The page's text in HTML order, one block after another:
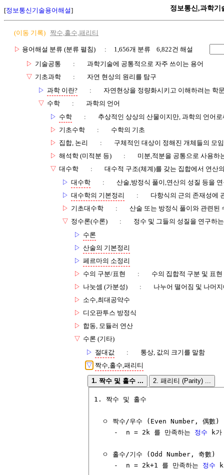
[정보통신기술용어해설] 정보통신,과학기
(이동 기록) 짝수,홀수,패리티
▷ 용어해설 분류 (분류 펼침)
: 1,656개 분류 6,822건 해설
▷ 기술공통 :
과학기술에 공통적으로 자주 쓰이는 용어
▽ 기초과학 :
자연 현상의 원리를 탐구
▷ 과학 이란? :
자연현상을 정량화시키고 이해하려는 학
▽ 수학 :
과학의 언어
▷ 수학 :
추상적인 상상의 산물이지만, 과학의 언어
▷ 기초수학 :
수학의 기초
▷ 집합, 논리 :
구체적인 대상이 정해진 개체들의 모
▷ 해석학 (미적분 등) :
미분,적분을 공통으로 사용하
▽ 대수학 :
대수적 구조(체계)를 갖는 집합에서 연산
▷ 대수학 :
산술,방정식 풀이,연산의 성질 등을
▷ 대수학의 기본정리 :
다항식의 근의 존재성에
▷ 기초대수학 :
산술 또는 방정식 풀이와 관련된
▽ 정수론(수론) :
정수 및 그들의 성질을 연구하
▷ 수론
▷ 산술의 기본정리
▷ 페르마의 소정리
▷ 수의 구분/표현 :
수의 집합적 구분 및 표현
▷ 나눗셈 (가분성) :
나누어 떨어짐 및 나머
▷ 소수,최대공약수
▷ 디오판투스 방정식
▷ 합동, 모듈러 연산
▽ 수론 (기타)
▷ 절대값 :
통상, 값의 크기를 말함
▽ 짝수,홀수,패리티
1. 짝수 및 홀수 ... 2. 패리티 (Parity) ...
1. 짝수 및 홀수
  ㅇ 짝수/우수 (Even Number, 偶數)
     -  n = 2k 를 만족하는
정수 k가
  ㅇ 홀수/기수 (Odd Number, 奇數)
     -  n = 2k+1 를 만족하는
정수